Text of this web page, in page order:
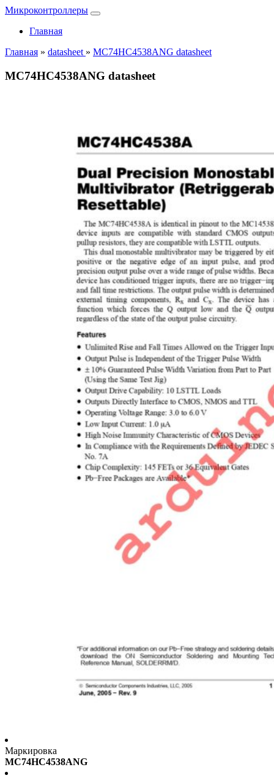
Микроконтроллеры
Главная
Главная » datasheet » MC74HC4538ANG datasheet
MC74HC4538ANG datasheet
Маркировка
MC74HC4538ANG